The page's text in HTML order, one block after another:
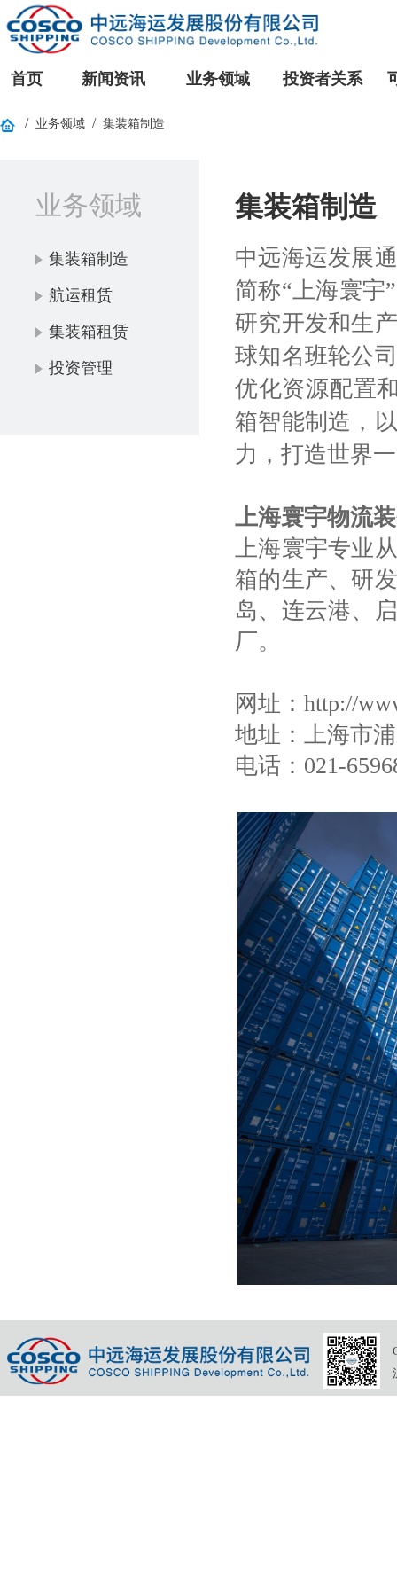
首页 新闻资讯 业务领域 投资者关系
/ 业务领域 / 集装箱制造
业务领域
集装箱制造
航运租赁
集装箱租赁
投资管理
集装箱制造
中远海运发展
简称“上海寰宇
研究开发和生
球知名班轮公
优化资源配置
箱智能制造，
力，打造世界
上海寰宇物流
上海寰宇专业
箱的生产、研
岛、连云港、
厂。
网址：http://
地址：上海市
电话：021-